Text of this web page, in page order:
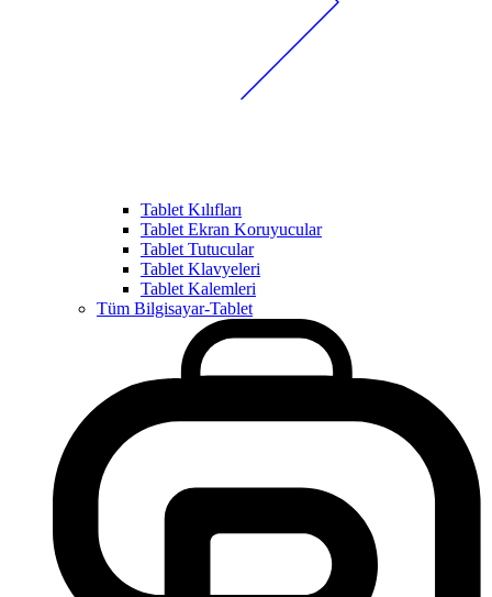
Tablet Kılıfları
Tablet Ekran Koruyucular
Tablet Tutucular
Tablet Klavyeleri
Tablet Kalemleri
Tüm Bilgisayar-Tablet